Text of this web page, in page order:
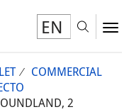
EN
COMMERCIAL
2